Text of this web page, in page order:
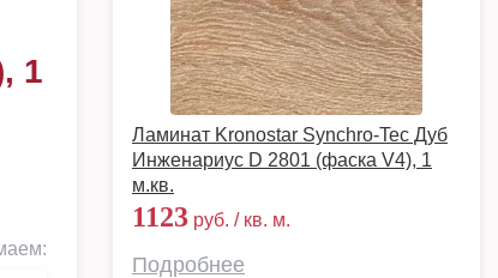
1
Ламинат Kronostar Synchro-Tec Дуб
Инженариус D 2801 (фаска V4), 1
м.кв.
1123 руб. / кв. м.
Подробнее